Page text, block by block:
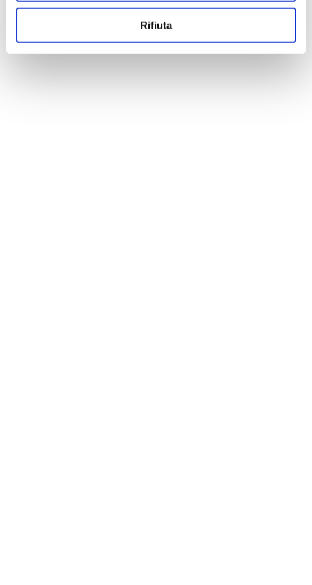
Rifiuta